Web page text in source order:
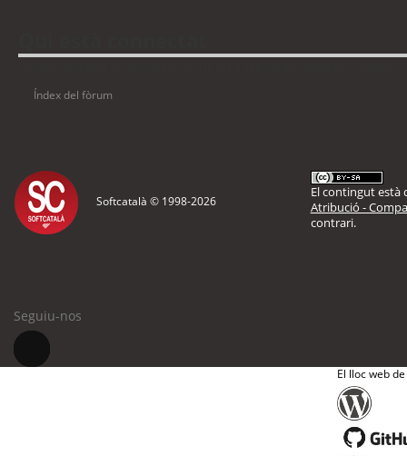
Índex del fòrum
Softcatalà © 1998-2026
El contingut està
Atribució -
contrari.
Seguiu-nos
El lloc web